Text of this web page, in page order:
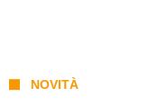
NOVITÀ